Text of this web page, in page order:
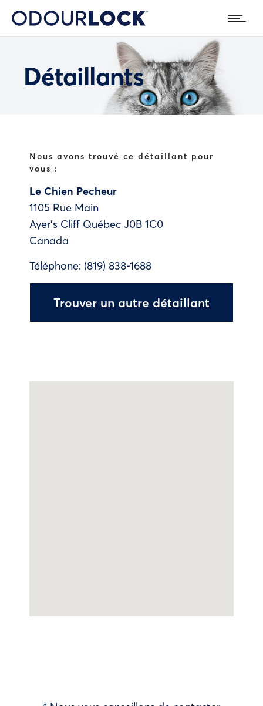
Détaillants
Nous avons trouvé ce détaillant pour
vous :
Le Chien Pecheur
1105 Rue Main
Ayer's Cliff Québec J0B 1C0
Canada
Téléphone: (819) 838-1688
Trouver un autre détaillant